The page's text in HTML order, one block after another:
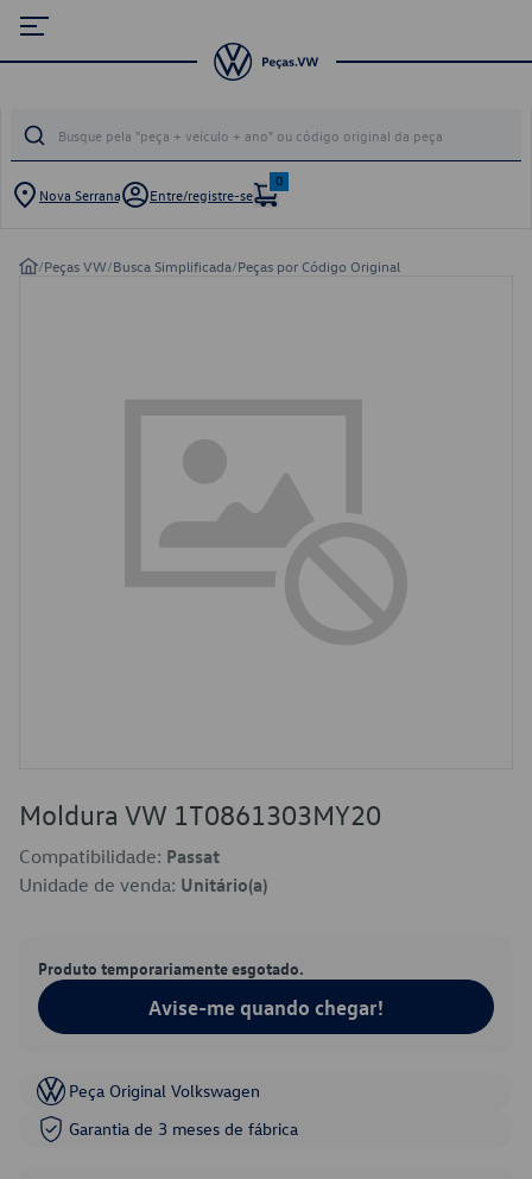
Nova Serrana Entre/registre-se
0
/Peças VW/Busca Simplificada/Peças por Código Original
Moldura VW 1T0861303MY20
Compatibilidade: Passat
Unidade de venda: Unitário(a)
Produto temporariamente esgotado.
Avise-me quando chegar!
Peça Original Volkswagen
Garantia de 3 meses de fábrica